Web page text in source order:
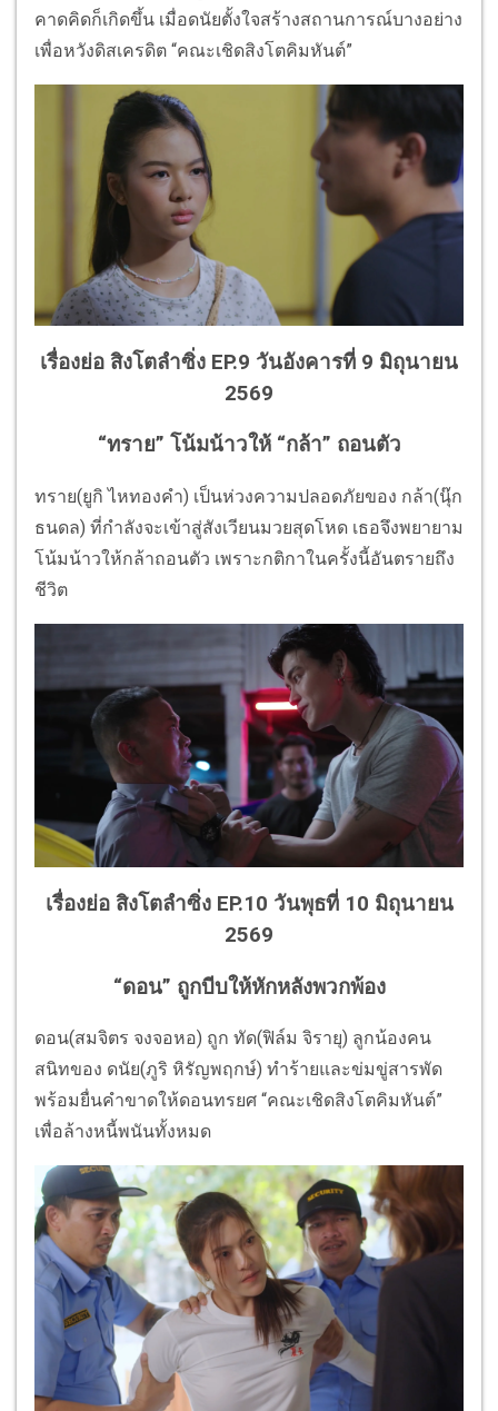
คาดคิดก็เกิดขึ้น เมื่อดนัยตั้งใจสร้างสถานการณ์บางอย่าง
เพื่อหวังดิสเครดิต “คณะเชิดสิงโตคิมหันต์”
เรื่องย่อ สิงโตลำซิ่ง EP.9 วันอังคารที่ 9 มิถุนายน
2569
“ทราย” โน้มน้าวให้ “กล้า” ถอนตัว
ทราย(ยูกิ ไหทองคำ) เป็นห่วงความปลอดภัยของ กล้า(นุ๊ก
ธนดล) ที่กำลังจะเข้าสู่สังเวียนมวยสุดโหด เธอจึงพยายาม
โน้มน้าวให้กล้าถอนตัว เพราะกติกาในครั้งนี้อันตรายถึง
ชีวิต
เรื่องย่อ สิงโตลำซิ่ง EP.10 วันพุธที่ 10 มิถุนายน
2569
“ดอน” ถูกบีบให้หักหลังพวกพ้อง
ดอน(สมจิตร จงจอหอ) ถูก ทัด(ฟิล์ม จิรายุ) ลูกน้องคน
สนิทของ ดนัย(ภูริ หิรัญพฤกษ์) ทำร้ายและข่มขู่สารพัด
พร้อมยื่นคำขาดให้ดอนทรยศ “คณะเชิดสิงโตคิมหันต์”
เพื่อล้างหนี้พนันทั้งหมด